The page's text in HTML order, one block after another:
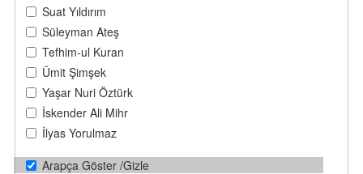
Suat Yıldırım
Süleyman Ateş
Tefhim-ul Kuran
Ümit Şimşek
Yaşar Nuri Öztürk
İskender Ali Mihr
İlyas Yorulmaz
Arapça Göster /Gizle